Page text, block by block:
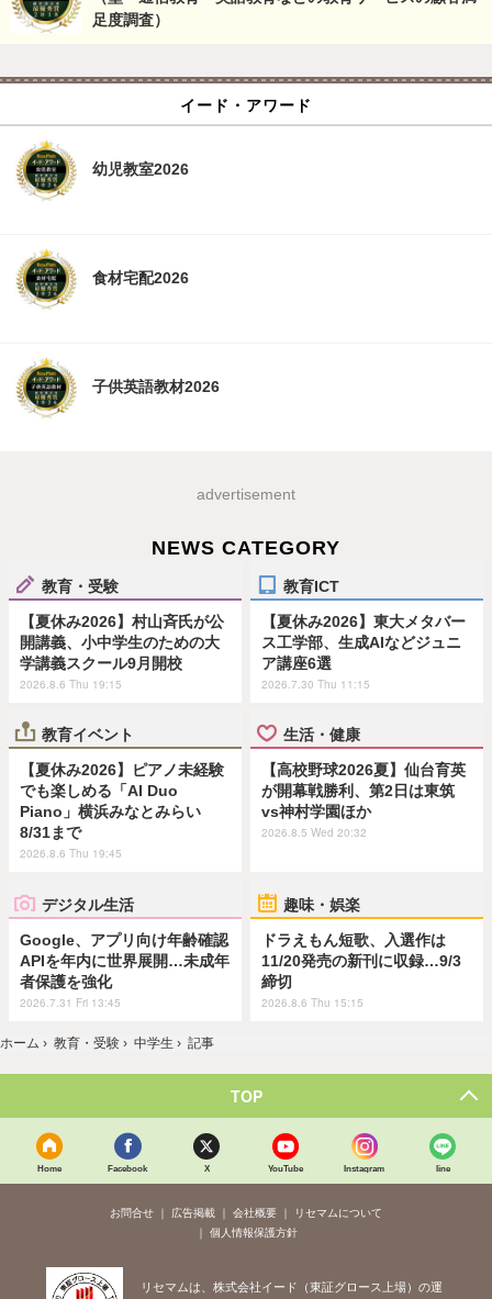
足度調査）
イード・アワード
幼児教室2026
食材宅配2026
子供英語教材2026
advertisement
NEWS CATEGORY
教育・受験
【夏休み2026】村山斉氏が公
開講義、小中学生のための大
学講義スクール9月開校
2026.8.6 Thu 19:15
教育ICT
【夏休み2026】東大メタバー
ス工学部、生成AIなどジュニ
ア講座6選
2026.7.30 Thu 11:15
教育イベント
【夏休み2026】ピアノ未経験
でも楽しめる「AI Duo
Piano」横浜みなとみらい
8/31まで
2026.8.6 Thu 19:45
生活・健康
【高校野球2026夏】仙台育英
が開幕戦勝利、第2日は東筑
vs神村学園ほか
2026.8.5 Wed 20:32
デジタル生活
Google、アプリ向け年齢確認
APIを年内に世界展開…未成年
者保護を強化
2026.7.31 Fri 13:45
趣味・娯楽
ドラえもん短歌、入選作は
11/20発売の新刊に収録…9/3
締切
2026.8.6 Thu 15:15
ホーム › 教育・受験 › 中学生 › 記事
TOP
Home Facebook X YouTube Instagram line
お問合せ 広告掲載 会社概要
リセマムについて
個人情報保護方針
リセマムは、株式会社イード（東証グロース上場）の運